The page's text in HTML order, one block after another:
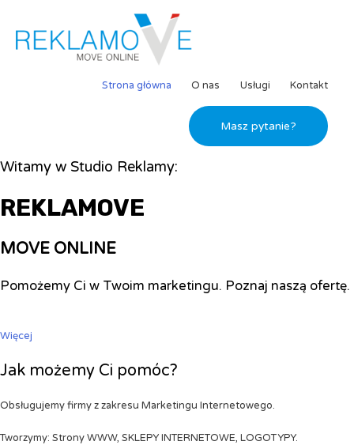
Strona główna O nas Usługi Kontakt
Masz pytanie?
Witamy w Studio Reklamy:
REKLAMOVE
MOVE ONLINE
Pomożemy Ci w Twoim marketingu. Poznaj naszą ofertę.
Więcej
Jak możemy Ci pomóc?
Obsługujemy firmy z zakresu Marketingu Internetowego.
Tworzymy: Strony WWW, SKLEPY INTERNETOWE, LOGOTYPY.